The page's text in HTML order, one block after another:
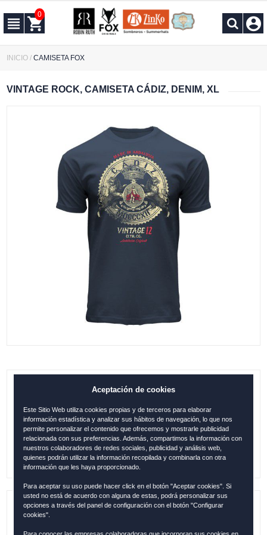
0
INICIO /CAMISETA FOX
VINTAGE ROCK, CAMISETA CÁDIZ, DENIM, XL
VINTAGE ROCK, CAMISETA CÁDIZ,
DENIM, XL
0.00€
Referencia:
Aceptación de cookies
Este Sitio Web utiliza cookies propias y de terceros para elaborar
información estadística y analizar sus hábitos de navegación, lo que nos
permite personalizar el contenido que ofrecemos y mostrarle publicidad
relacionada con sus preferencias. Además, compartimos la información con
nuestros colaboradores de redes sociales, publicidad y análisis web,
quienes podrán utilizar la información recopilada y combinarla con otra
información que les haya proporcionado.
Para aceptar su uso puede hacer click en el botón "Aceptar cookies". Si
usted no está de acuerdo con alguna de estas, podrá personalizar sus
opciones a través del panel de configuración con el botón "Configurar
cookies".